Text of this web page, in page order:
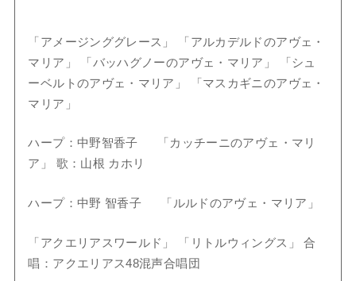
「アメージンググレース」 「アルカデルドのアヴェ・
マリア」 「バッハグノーのアヴェ・マリア」 「シュ
ーベルトのアヴェ・マリア」 「マスカギニのアヴェ・
マリア」
ハープ：中野智香子 「カッチーニのアヴェ・マリ
ア」 歌：山根 カホリ
ハープ：中野 智香子 「ルルドのアヴェ・マリア」
「アクエリアスワールド」 「リトルウィングス」 合
唱：アクエリアス48混声合唱団